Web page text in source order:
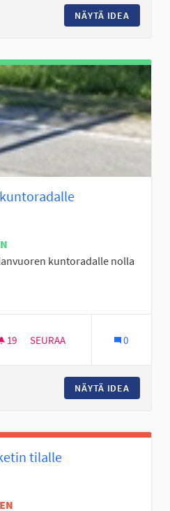
NÄYTÄ IDEA
kuntoradalle nolla
Läntinen Seinäjoki
19 19 SEURAAJAA
SEURAA 0
NÄYTÄ IDEA
tilalle